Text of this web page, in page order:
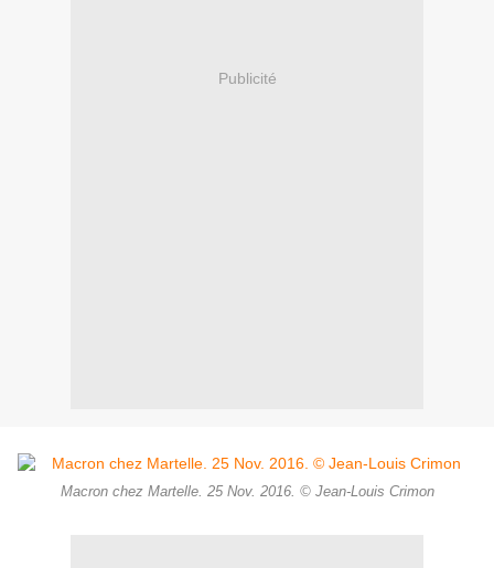
Publicité
Macron chez Martelle. 25 Nov. 2016. © Jean-Louis Crimon